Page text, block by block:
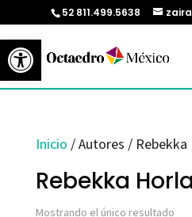
Abrir barra de herramientas
52 811.499.5638
Inicio / Autores / Rebekka
Rebekka
Mostrando el único resultado